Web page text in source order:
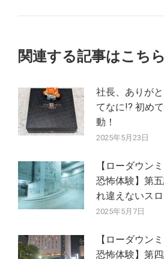
ゲ
ー
ョ
ン
関連する記事はこちら
社長、ありが
てなに!? 初め
動！
2025年5月23日
【ローダウン
恐怖体験】第
れ違えないス
2025年5月7日
【ローダウン
恐怖体験】第